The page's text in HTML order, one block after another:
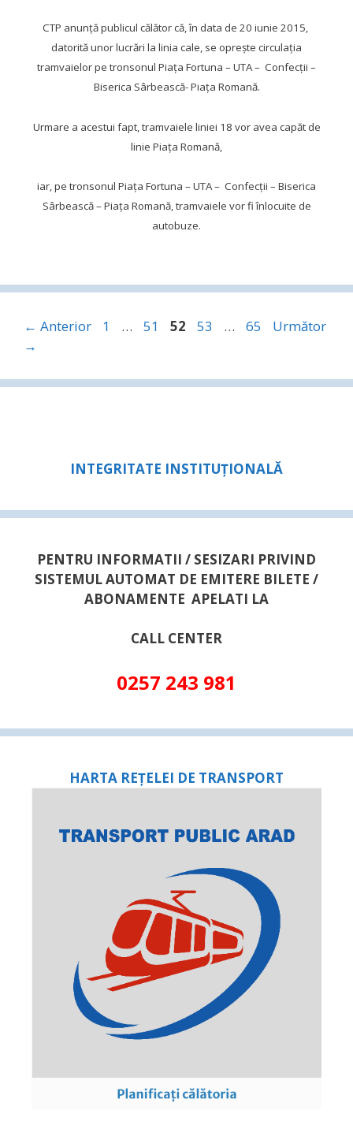
CTP anunţă publicul călător că, în data de 20 iunie 2015,
datorită unor lucrări la linia cale, se opreşte circulaţia
tramvaielor pe tronsonul Piaţa Fortuna – UTA – Confecţii –
Biserica Sârbească- Piaţa Romană.
Urmare a acestui fapt, tramvaiele liniei 18 vor avea capăt de
linie Piaţa Romană,
iar, pe tronsonul Piaţa Fortuna – UTA – Confecţii – Biserica
Sârbească – Piaţa Romană, tramvaiele vor fi înlocuite de
autobuze.
← Anterior Pagina
1 … Pagina
51 Pagina
52 Pagina
53 … Pagina
65
Următor
→
INTEGRITATE INSTITUȚIONALĂ
PENTRU INFORMATII / SESIZARI PRIVIND
SISTEMUL AUTOMAT DE EMITERE BILETE /
ABONAMENTE APELATI LA
CALL CENTER
0257 243 981
HARTA REȚELEI DE TRANSPORT